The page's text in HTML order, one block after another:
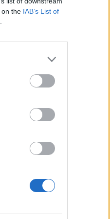
on the IAB’s List of
forintról 8386 forintra,
ajánlását, az